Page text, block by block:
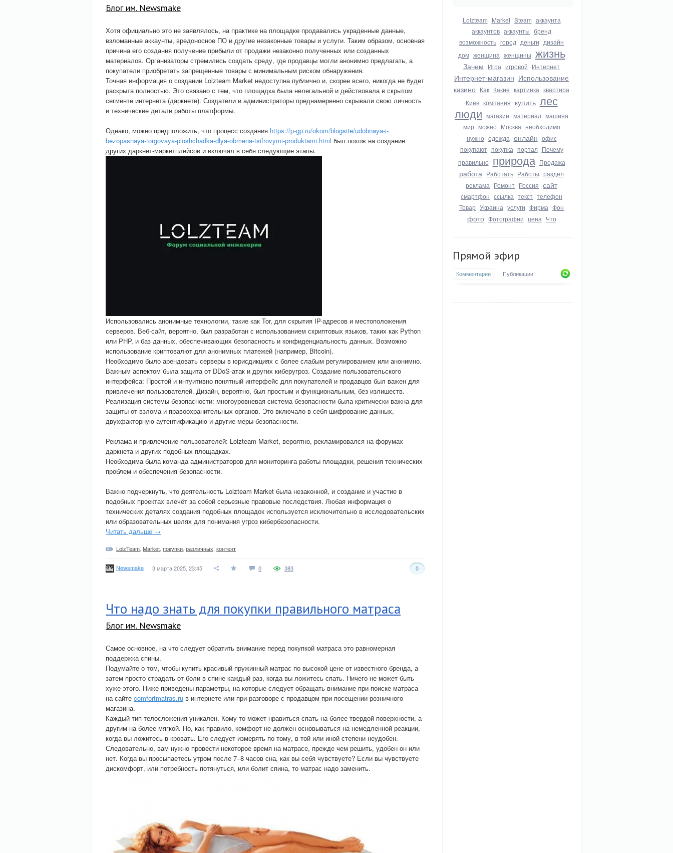
Lolzteam Market Steam аккаунта
аккаунтов аккаунты бренд
возможность город деньги дизайн
дом женщина женщины жизнь
Зачем Игра игровой Интернет
Интернет-магазин Использование
казино Как Какие картинка квартира
Киев компания купить лес
люди магазин материал машина
мир можно Москва необходимо
нужно одежда онлайн офис
покупают покупка портал Почему
правильно природа Продажа
работа Работать Работы раздел
реклама Ремонт Россия сайт
смартфон ссылка текст телефон
Товар Украина услуги Фирма Фон
фото Фотографии цена Что
Прямой эфир
Комментарии Публикации
Блог им. Newsmake
Хотя официально это не заявлялось, на практике на площадке продавались украденные данные,
взломанные аккаунты, вредоносное ПО и другие незаконные товары и услуги. Таким образом, основная
причина его создания получение прибыли от продажи незаконно полученных или созданных
материалов. Организаторы стремились создать среду, где продавцы могли анонимно предлагать, а
покупатели приобретать запрещенные товары с минимальным риском обнаружения.
Точная информация о создании Lolzteam Market недоступна публично и, скорее всего, никогда не будет
раскрыта полностью. Это связано с тем, что площадка была нелегальной и действовала в скрытом
сегменте интернета (даркнете). Создатели и администраторы преднамеренно скрывали свою личность
и технические детали работы платформы.
Однако, можно предположить, что процесс создания https://p-gp.ru/okom/blogsite/udobnaya-i-
bezopasnaya-torgovaya-ploshchadka-dlya-obmena-tsifrovymi-produktami.html был похож на создание
других даркнет-маркетплейсов и включал в себя следующие этапы.
Использовались анонимные технологии, такие как Tor, для скрытия IP-адресов и местоположения
серверов. Веб-сайт, вероятно, был разработан с использованием скриптовых языков, таких как Python
или PHP, и баз данных, обеспечивающих безопасность и конфиденциальность данных. Возможно
использование криптовалют для анонимных платежей (например, Bitcoin).
Необходимо было арендовать серверы в юрисдикциях с более слабым регулированием или анонимно.
Важным аспектом была защита от DDoS-атак и других киберугроз. Создание пользовательского
интерфейса: Простой и интуитивно понятный интерфейс для покупателей и продавцов был важен для
привлечения пользователей. Дизайн, вероятно, был простым и функциональным, без излишеств.
Реализация системы безопасности: многоуровневая система безопасности была критически важна для
защиты от взлома и правоохранительных органов. Это включало в себя шифрование данных,
двухфакторную аутентификацию и другие меры безопасности.
Реклама и привлечение пользователей: Lolzteam Market, вероятно, рекламировался на форумах
даркнета и других подобных площадках.
Необходима была команда администраторов для мониторинга работы площадки, решения технических
проблем и обеспечения безопасности.
Важно подчеркнуть, что деятельность Lolzteam Market была незаконной, и создание и участие в
подобных проектах влечёт за собой серьезные правовые последствия. Любая информация о
технических деталях создания подобных площадок используется исключительно в исследовательских
или образовательных целях для понимания угроз кибербезопасности.
Читать дальше →
LolzTeam Market покупки различных контент
Newsmake 3 марта 2025, 23:45 0 0
383
Что надо знать для покупки правильного матраса
Блог им. Newsmake
Самое основное, на что следует обратить внимание перед покупкой матраса это равномерная
поддержка спины.
Подумайте о том, чтобы купить красивый пружинный матрас по высокой цене от известного бренда, а
затем просто страдать от боли в спине каждый раз, когда вы ложитесь спать. Ничего не может быть
хуже этого. Ниже приведены параметры, на которые следует обращать внимание при поиске матраса
на сайте comfortmatras.ru в интернете или при разговоре с продавцом при посещении розничного
магазина.
Каждый тип телосложения уникален. Кому-то может нравиться спать на более твердой поверхности, а
другим на более мягкой. Но, как правило, комфорт не должен основываться на немедленной реакции,
когда вы ложитесь в кровать. Его следует измерять по тому, в той или иной степени неудобен.
Следовательно, вам нужно провести некоторое время на матрасе, прежде чем решить, удобен он или
нет. Когда вы просыпаетесь утром после 7–8 часов сна, как вы себя чувствуете? Если вы чувствуете
дискомфорт, или потребность потянуться, или болит спина, то матрас надо заменить.